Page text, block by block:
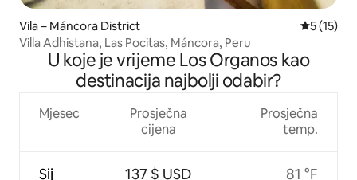
Vila – Máncora District Prosječna
5 (15)
Villa Adhistana, Las Pocitas, Máncora, Peru
U koje je vrijeme Los Organos kao
destinacija najbolji odabir?
Mjesec
Sij
Prosječna
cijena
137 $ USD
Prosječna
temp.
81 °F